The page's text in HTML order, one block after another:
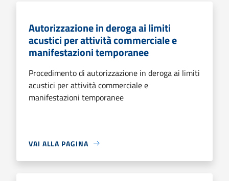
Autorizzazione in deroga ai limiti
acustici per attività commerciale e
manifestazioni temporanee
Procedimento di autorizzazione in deroga ai limiti
acustici per attività commerciale e
manifestazioni temporanee
VAI ALLA PAGINA